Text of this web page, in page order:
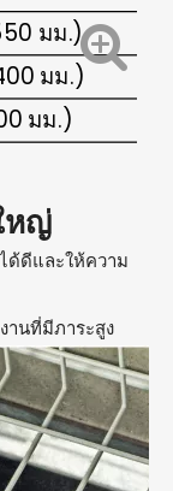
มม.)
มม.)
มม.)
หญ่
ด้ดีและให้ความ
นที่มีภาระสูง